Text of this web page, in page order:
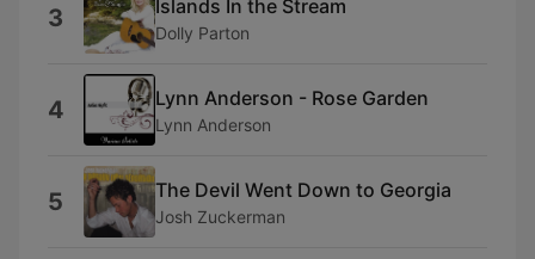
3 Islands In the Stream
Dolly Parton
4 Lynn Anderson - Rose Garden
Lynn Anderson
5 The Devil Went Down to Georgia
Josh Zuckerman